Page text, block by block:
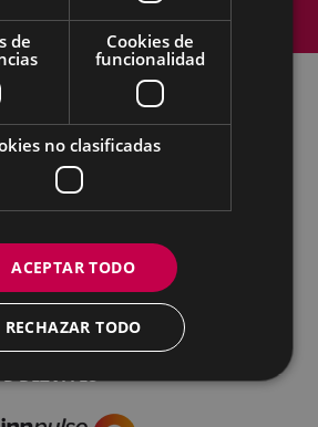
cookies
Contacto
Accesibilidad
plaza, 1 | 20600 Eibar
70 84 00 (Pegora)
| DIR3 L01200300
de
Cookies de
funcionalidad
no clasificadas
ACEPTAR TODO
RECHAZAR TODO
DETALLES